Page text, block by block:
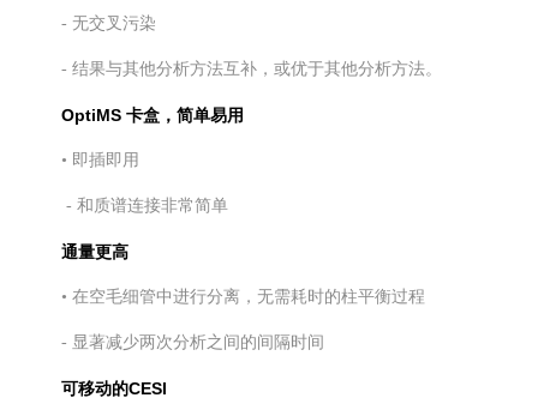
- 无交叉污染
- 结果与其他分析方法互补，或优于其他分析方法。
OptiMS 卡盒，简单易用
• 即插即用
- 和质谱连接非常简单
通量更高
• 在空毛细管中进行分离，无需耗时的柱平衡过程
- 显著减少两次分析之间的间隔时间
可移动的CESI